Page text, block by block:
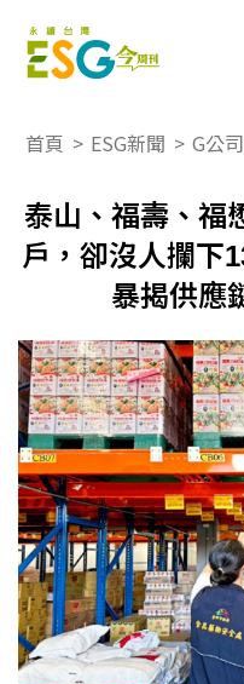
首頁 > ESG新聞 > G公
泰山、福壽、福
戶，卻沒人攔下
暴揭供應